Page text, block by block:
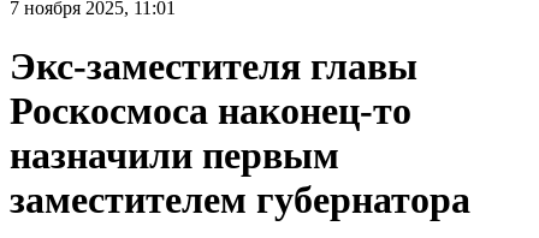
7 ноября 2025, 11:01
Экс-заместителя главы
Роскосмоса наконец-то
назначили первым
заместителем губернатора